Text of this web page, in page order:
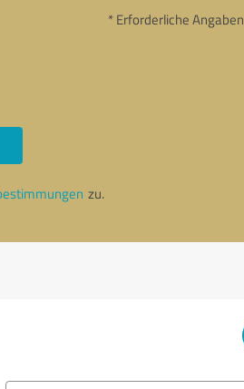
* Erforderliche Angaben
zu.